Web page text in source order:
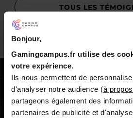
Bonjour,
Gamingcampus.fr utilise des
votre expérience.
Ils nous permettent de
d'analyser notre audience (à
partageons également des
partenaires de publicité et d'analyse..
TOUS LES